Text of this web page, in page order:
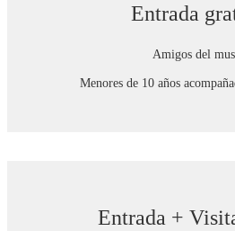
Entrada
Amigos del
Menores de 10 años
Entrada +